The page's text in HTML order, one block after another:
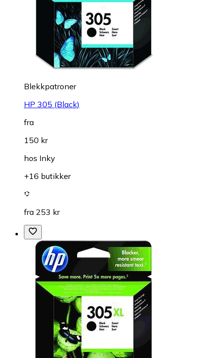
Blekkpatroner
HP 305 (Black)
fra
150 kr
hos Inky
+16 butikker
fra 253 kr